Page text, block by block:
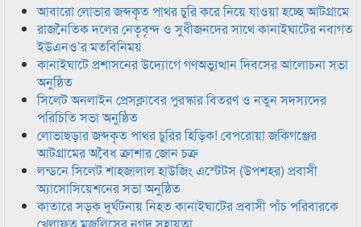
আবারো লোভার জব্দকৃত পাথর চুরি করে নিয়ে যাওয়া হচ্ছে আটগ্রামে
রাজনৈতিক দলের নেতৃবৃন্দ ও সুধীজনদের সাথে কানাইঘাটের নবাগত
ইউএনও’র মতবিনিময়
কানাইঘাটে প্রশাসনের উদ্যোগে গণঅভ্যুত্থান দিবসের আলোচনা সভা
অনুষ্ঠিত
সিলেট অনলাইন প্রেসক্লাবের পুরস্কার বিতরণ ও নতুন সদস্যদের
পরিচিতি সভা অনুষ্ঠিত
লোভাছড়ার জব্দকৃত পাথর চুরির হিড়িক! বেপরোয়া জকিগঞ্জের
আটগ্রামের অবৈধ ক্রাশার জোন চক্র
লন্ডনে সিলেট শাহজালাল হাউজিং এস্টেটস (উপশহর) প্রবাসী
অ্যাসোসিয়েশনের সভা অনুষ্ঠিত
কাতারে সড়ক দুর্ঘটনায় নিহত কানাইঘাটের প্রবাসী পাঁচ পরিবারকে